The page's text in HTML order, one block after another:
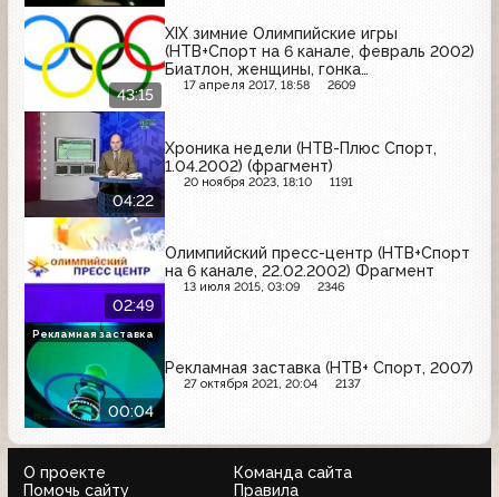
43:15
XIX зимние Олимпийские игры
(НТВ+Спорт на 6 канале, февраль 2002)
Биатлон, женщины, гонка
преследования
17 апреля 2017, 18:58 2609
04:22
Хроника недели (НТВ-Плюс Спорт,
1.04.2002) (фрагмент)
20 ноября 2023, 18:10 1191
02:49
Олимпийский пресс-центр (НТВ+Спорт
на 6 канале, 22.02.2002) Фрагмент
13 июля 2015, 03:09 2346
00:04
Рекламная заставка (НТВ+ Спорт, 2007)
27 октября 2021, 20:04 2137
Рекламная заставка
О проекте
Команда сайта
Помочь сайту
Правила